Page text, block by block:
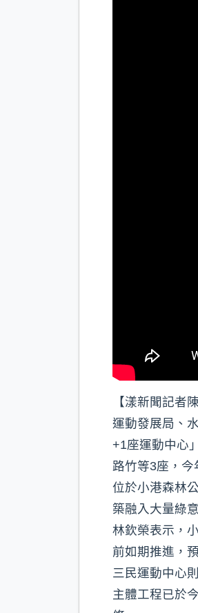
【漾新聞記者
運動發展局、
+1座運動中心
路竹等3座，今
位於小港森林
築融入大量綠
林欽榮表示，
前如期推進，
三民運動中心
主體工程已於